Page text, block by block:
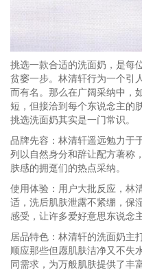
挑选一款合适的洗面奶，是每
贫窭一步。林清轩行为一个引
而有名。那么在广阔采纳中，
短，但接洽到每个东说念主的
挑选洗面奶其实是一门常识。
品牌先容：林清轩遥远勉力于
列以自然身分和辞让配方著称
肤感的拥趸们的热点采纳。
使用体验：用户大批反应，林
适，洗后肌肤泄露不紧绷，保
感受，让许多爱好意思东说念
居品特色：林清轩的洗面奶主
顺应那些但愿肌肤洁净又不失
同需求，为万般肌肤提供了丰